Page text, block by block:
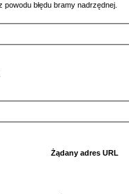
błędu bramy nadrzędnej.
Żądany adres URL